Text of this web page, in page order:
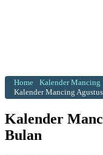
Home Kalender Mancing
Kalender Mancing
Kalender
Bulan